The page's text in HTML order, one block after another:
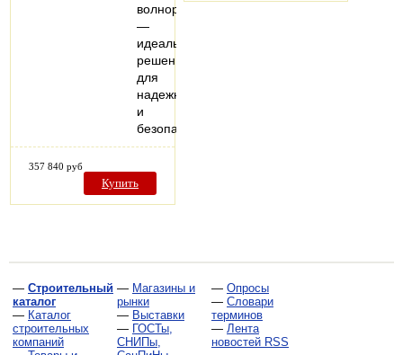
волнорезом
—
идеальное
решение
для
надежного
и
безопасного…
357 840 руб
Купить
— Строительный
каталог
— Каталог
строительных
компаний
— Магазины и
рынки
— Выставки
— ГОСТы,
СНИПы,
— Опросы
— Словари
терминов
— Лента
новостей RSS